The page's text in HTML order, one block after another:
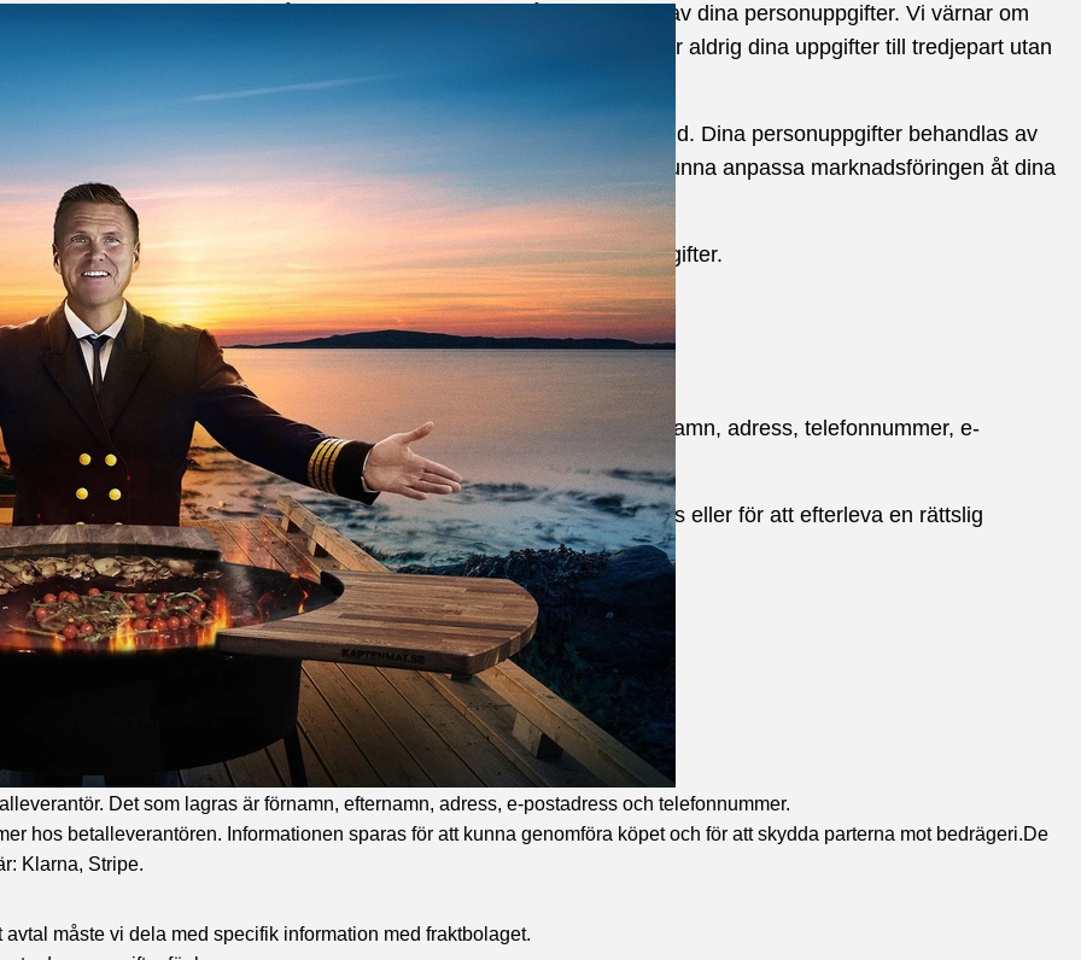
accepterar du vår dataskyddspolicy och vår behandling av dina personuppgifter. Vi värnar om
nödvändigt för att behandla din beställning. Vi säljer eller vidareger aldrig dina uppgifter till tredjepart utan
för behandlingen av personuppgifter som du lämnat till oss som kund. Dina personuppgifter behandlas av
då du har önskat nyhetsbrev eller kampanjerbjudanden – för att kunna anpassa marknadsföringen åt dina
dataskyddsförordningen (GDPR) lagrar och behandlar dina uppgifter.
kan hänföras till en fysisk person.
relaterat till din order (kundtjänst) lagrar vi ditt förnamn- och efternamn, adress, telefonnummer, e-
behandla dina uppgifter, exempelvis för att fullfölja avtalet mellan oss eller för att efterleva en rättslig
för att fullfölja avtalet med dig.
samtycke från dig.
Det som lagras är förnamn, efternamn, adress, e-postadress och telefonnummer.
hos betalleverantören. Informationen sparas för att kunna genomföra köpet och för att skydda parterna mot bedrägeri.De
Klarna, Stripe.
måste vi dela med specifik information med fraktbolaget.